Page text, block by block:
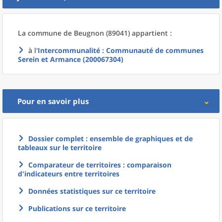
La commune de Beugnon (89041) appartient :
à l'Intercommunalité : Communauté de communes
Serein et Armance (200067304)
Pour en savoir plus
Dossier complet : ensemble de graphiques et de
tableaux sur le territoire
Comparateur de territoires : comparaison
d'indicateurs entre territoires
Données statistiques sur ce territoire
Publications sur ce territoire